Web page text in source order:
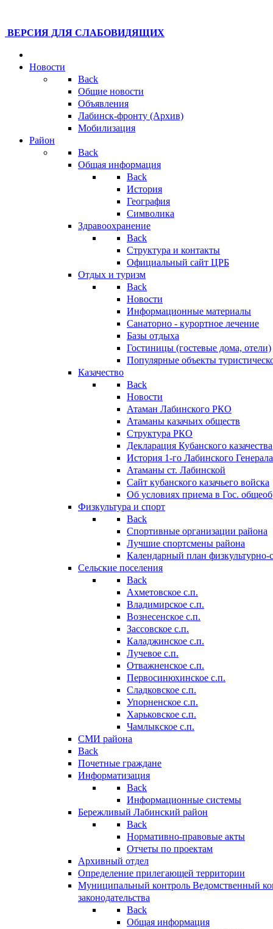
ВЕРСИЯ ДЛЯ СЛАБОВИДЯЩИХ
Новости
Back
Общие новости
Объявления
Лабинск-фронту (Архив)
Мобилизация
Район
Back
Общая информация
Back
История
География
Символика
Здравоохранение
Back
Структура и контакты
Официальный сайт ЦРБ
Отдых и туризм
Back
Новости
Информационные материалы
Санаторно - курортное лечение
Базы отдыха
Гостиницы (гостевые дома, отели)
Популярные объекты
Казачество
Back
Новости
Атаман Лабинского РКО
Атаманы казачьих обществ
Структура РКО
Декларация Кубанского казачества
История 1-го Лабинского
Атаманы ст. Лабинской
Cайт кубанского казачьего войска
Об условиях приема в Гос.
Физкультура и спорт
Back
Спортивные организации района
Лучшие спортсмены района
Календарный план
Сельские поселения
Back
Ахметовское с.п.
Владимирское с.п.
Вознесенское с.п.
Зассовское с.п.
Каладжинское с.п.
Лучевое с.п.
Отважненское с.п.
Первосинюхинское с.п.
Сладковское с.п.
Упорненское с.п.
Харьковское с.п.
Чамлыкское с.п.
СМИ района
Back
Почетные граждане
Информатизация
Back
Информационные системы
Бережливый Лабинский район
Back
Нормативно-правовые акты
Отчеты по проектам
Архивный отдел
Определение прилегающей территории
Муниципальный контроль Ведомственный
законодательства
Back
Общая информация